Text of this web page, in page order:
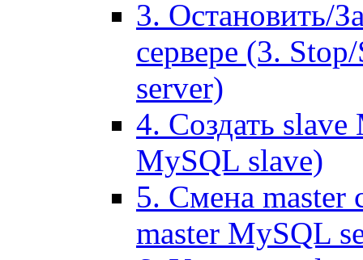
3. Остановить/
сервере (3.
server)
4. Создать
MySQL slave)
5. Смена master
master MySQL